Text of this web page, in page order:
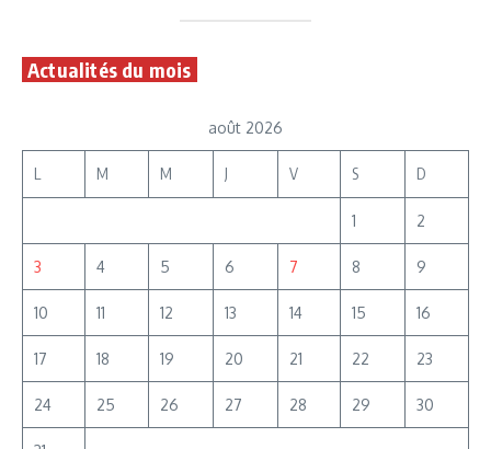
Actualités du mois
août 2026
L M M J V S D
1 2
3 4 5 6 7 8 9
10 11 12 13 14 15 16
17 18 19 20 21 22 23
24 25 26 27 28 29 30